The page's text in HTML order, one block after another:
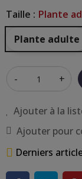
Taille : Plante
Plante adulte
- +
Ajouter à la
Ajouter pour
Derniers